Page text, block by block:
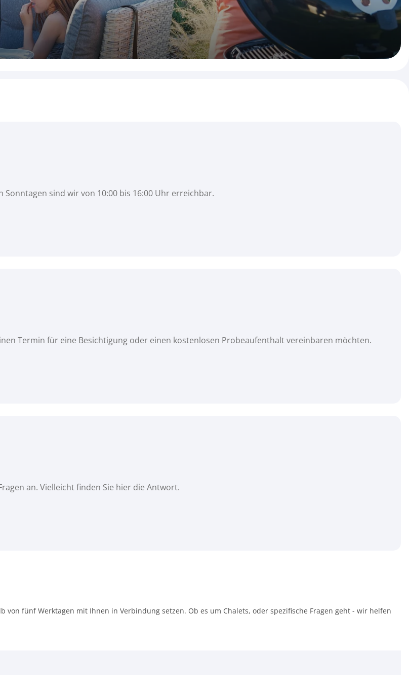
Sonntagen sind wir von 10:00 bis 16:00 Uhr erreichbar.
Termin für eine Besichtigung oder einen kostenlosen Probeaufenthalt vereinbaren möchten.
an. Vielleicht finden Sie hier die Antwort.
fünf Werktagen mit Ihnen in Verbindung setzen. Ob es um Chalets, oder spezifische Fragen geht - wir helfen